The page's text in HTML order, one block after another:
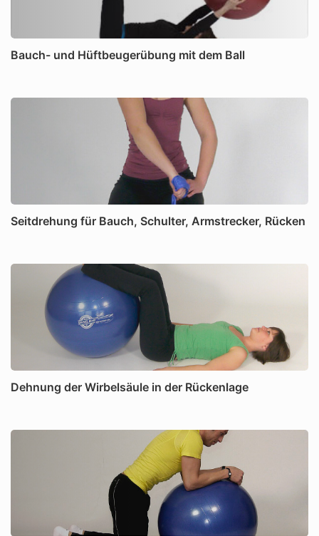
Bauch- und Hüftbeugerübung mit dem Ball
Seitdrehung für Bauch, Schulter, Armstrecker, Rücken
Dehnung der Wirbelsäule in der Rückenlage